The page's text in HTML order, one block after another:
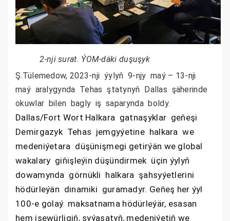
2-nji surat. ÝOM-däki duşuşyk
Ş.Tülemedow, 2023-nji ýylyň 9-njy maý – 13-nji
maý aralygynda Tehas ştatynyň Dallas şäherinde
okuwlar bilen bagly iş saparynda boldy.
Dallas/Fort Wort Halkara gatnaşyklar geňeşi
Demirgazyk Tehas jemgyýetine halkara we
medeniýetara düşünişmegi getirýän we global
wakalary giňişleýin düşündirmek üçin ýylyň
dowamynda görnükli halkara şahsyýetlerini
hödürleýän dinamiki guramadyr. Geňeş her ýyl
100-e golaý maksatnama hödürleýär, esasan
hem işewürligiň, syýasatyň, medeniýetiň we